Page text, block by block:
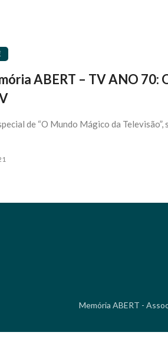
ABERT – TV ANO 70:
de “O Mundo Mágico da Televisão”,
Memória ABERT -